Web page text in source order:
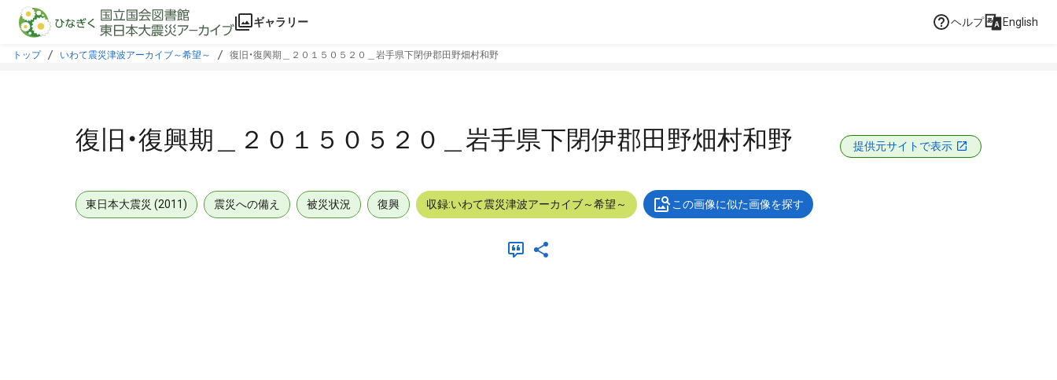
本文に飛ぶ
ギャラリー ヘルプ English
トップ いわて震災津波アーカイブ～希望～ 復旧・復興期＿２０１５０５２０＿岩手県下閉伊郡田野畑村和野
復旧・復興期＿２０１５０５２０＿岩手県下閉伊郡田野畑村和野 提供元サイトで表示
東日本大震災 (2011) 震災への備え 被災状況 復興 収録:いわて震災津波アーカイブ～希望～ この画像に似た画像を探す